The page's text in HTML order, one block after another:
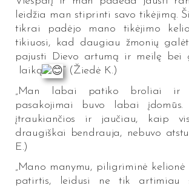
leidžia man stiprinti savo tikėjimą.
tikrai padėjo mano tikėjimo
tikiuosi, kad daugiau žmonių
pajusti Dievo artumą ir meilę bei
laiką
“ (Žiedė K.)
„Man labai patiko broliai ir
pasakojimai buvo labai įdomūs.
įtraukiančios ir jaučiau, kaip
draugiškai bendrauja, nebuvo
E.)
„Mano manymu, piligriminė kelionė
patirtis, leidusi ne tik artimiau